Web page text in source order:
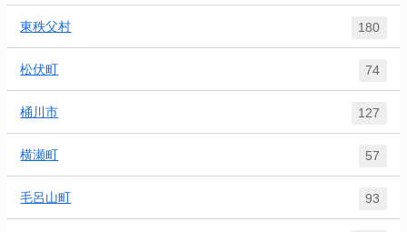
東秩父村 180
松伏町 74
桶川市 127
横瀬町 57
毛呂山町 93